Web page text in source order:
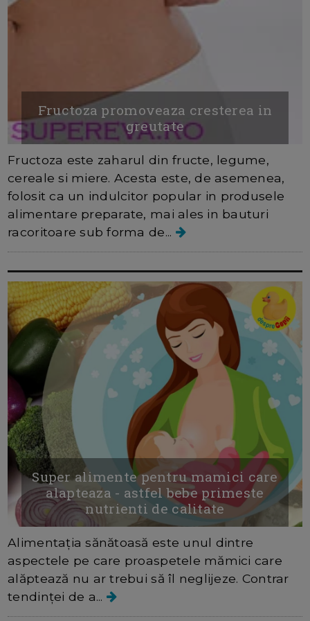
Fructoza promoveaza cresterea in
greutate
Fructoza este zaharul din fructe, legume,
cereale si miere. Acesta este, de asemenea,
folosit ca un indulcitor popular in produsele
alimentare preparate, mai ales in bauturi
racoritoare sub forma de...
Super alimente pentru mamici care
alapteaza - astfel bebe primeste
nutrienti de calitate
Alimentația sănătoasă este unul dintre
aspectele pe care proaspetele mămici care
alăptează nu ar trebui să îl neglijeze. Contrar
tendinței de a...